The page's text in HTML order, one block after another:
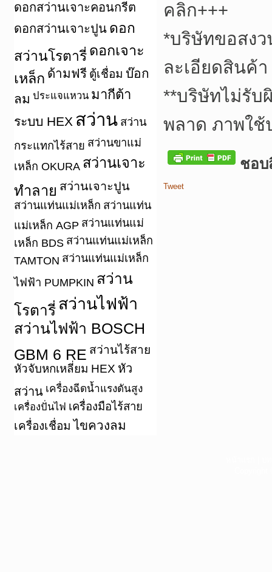
ดอกสว่านเจาะคอนกรีต
ดอกสว่านเจาะปูน ดอก
สว่านโรตารี่ ดอกเจาะ
เหล็ก ด้ามฟรี ตู้เชื่อม บ๊อก
ลม ประแจแหวน มากีต้า
ระบบ HEX สว่าน สว่าน
กระแทกไร้สาย สว่านขาแม่
เหล็ก OKURA สว่านเจาะ
ทำลาย สว่านเจาะปูน
สว่านแท่นแม่เหล็ก สว่านแท่น
แม่เหล็ก AGP สว่านแท่นแม่
เหล็ก BDS สว่านแท่นแม่เหล็ก
TAMTON สว่านแท่นแม่เหล็ก
ไฟฟ้า PUMPKIN สว่าน
โรตารี่ สว่านไฟฟ้า
สว่านไฟฟ้า BOSCH
GBM 6 RE สว่านไร้สาย
หัวจับหกเหลี่ยม HEX หัว
สว่าน เครื่องฉีดน้ำแรงดันสูง
เครื่องปั่นไฟ เครื่องมือไร้สาย
เครื่องเชื่อม ไขควงลม
คลิก+++
*บริษัทขอสงว
ละเอียดสินค้
**บริษัทไม่รับ
พลาด ภาพใ
ชอบ
Tweet